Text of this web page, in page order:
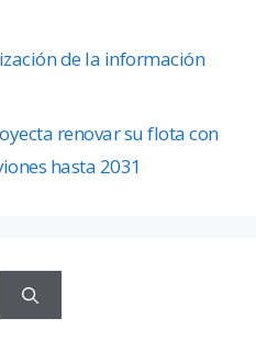
de la información
renovar su flota con
hasta 2031